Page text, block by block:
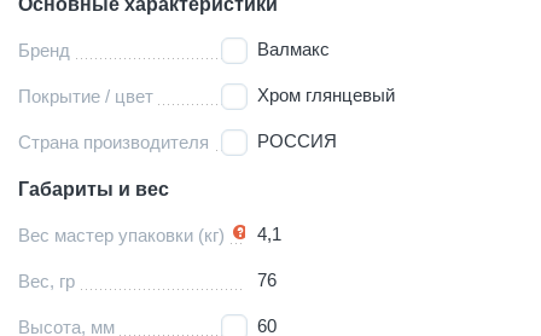
Основные характеристики
Бренд Валмакс
Покрытие / цвет Хром глянцевый
Страна производителя РОССИЯ
Габариты и вес
Вес мастер упаковки (кг) 4,1
Вес, гр 76
Высота, мм 60